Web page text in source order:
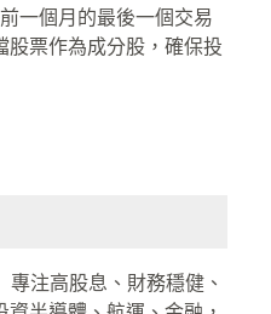
一個月的最後一個交易
股票作為成分股，確保投
專注高股息、財務穩健、